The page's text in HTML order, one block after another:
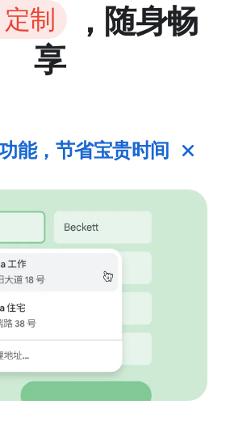
定制
，随身畅
享
能，节省宝贵时间